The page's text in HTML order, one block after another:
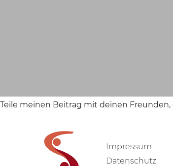
Teile meinen Beitrag mit deinen
Impressum
Datenschutz